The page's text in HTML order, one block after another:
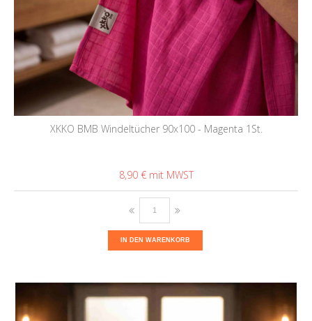
XKKO BMB Windeltücher 90x100 - Magenta 1St.
8,90 €
IN DEN WARENKORB